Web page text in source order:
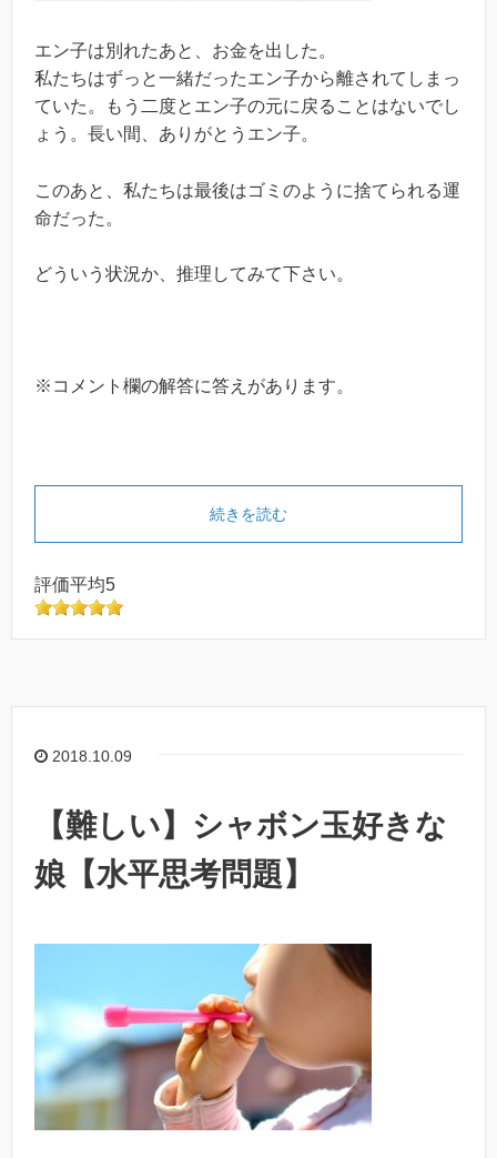
エン子は別れたあと、お金を出した。
私たちはずっと一緒だったエン子から離されてしまっ
ていた。もう二度とエン子の元に戻ることはないでし
ょう。長い間、ありがとうエン子。
このあと、私たちは最後はゴミのように捨てられる運
命だった。
どういう状況か、推理してみて下さい。
※コメント欄の解答に答えがあります。
続きを読む
評価平均5
2018.10.09
【難しい】シャボン玉好きな
娘【水平思考問題】